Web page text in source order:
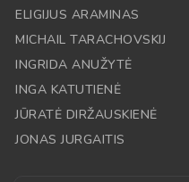
ELIGIJUS ARAMINAS
MICHAIL TARACHOVSKIJ
INGRIDA ANUŽYTĖ
INGA KATUTIENĖ
JŪRATĖ DIRŽAUSKIENĖ
JONAS JURGAITIS